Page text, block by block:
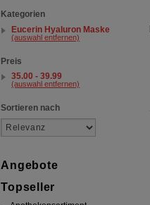
Kategorien
Eucerin Hyaluron Maske
(auswahl entfernen)
Preis
35.00 - 39.99
(auswahl entfernen)
Sortieren nach
Angebote
Topseller